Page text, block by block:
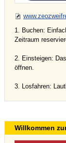
1. Buchen:
Zeitraum
2. Einsteigen:
öffnen.
3. Losfahren:
Willkommen